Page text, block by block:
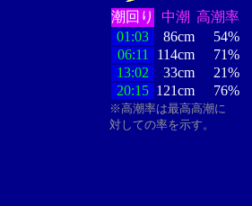
潮回り 中潮 高潮率
01:03
86cm
54%
06:11
114cm
71%
13:02
33cm
21%
20:15 121cm 76%
※高潮率は最高高潮に
対しての率を示す。